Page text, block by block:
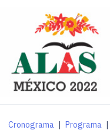
Cronograma | Programa |